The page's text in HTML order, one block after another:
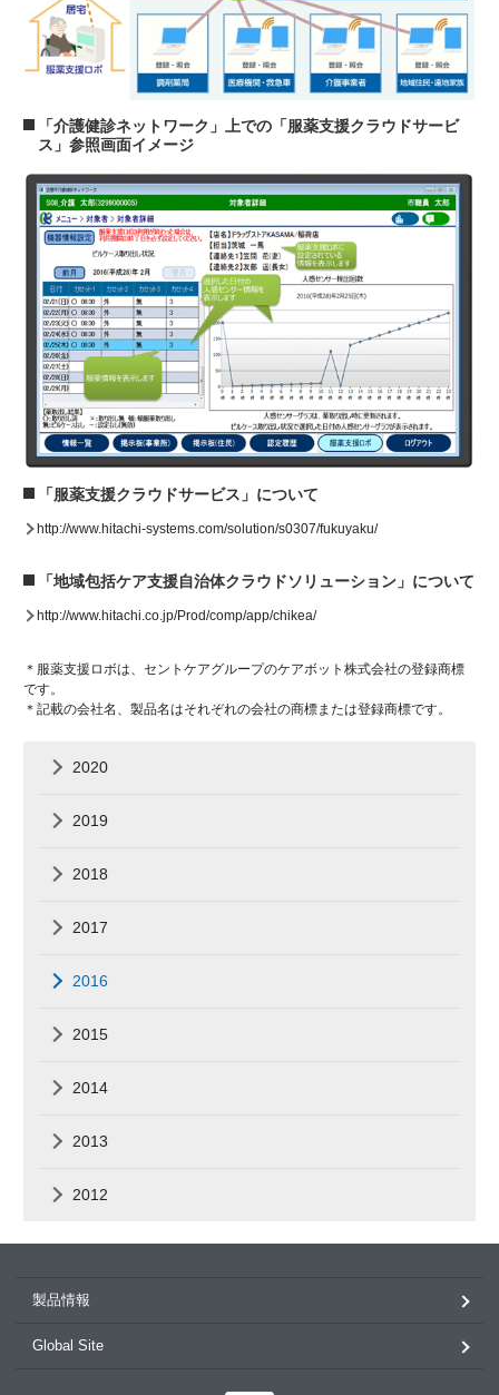
「介護健診ネットワーク」上での「服薬支援クラウドサービ
ス」参照画面イメージ
「服薬支援クラウドサービス」について
http://www.hitachi-systems.com/solution/s0307/fukuyaku/
「地域包括ケア支援自治体クラウドソリューション」について
http://www.hitachi.co.jp/Prod/comp/app/chikea/
＊服薬支援ロボは、セントケアグループのケアボット株式会社の登録商標
です。
＊記載の会社名、製品名はそれぞれの会社の商標または登録商標です。
2020
2019
2018
2017
2016
2015
2014
2013
2012
製品情報
Global Site